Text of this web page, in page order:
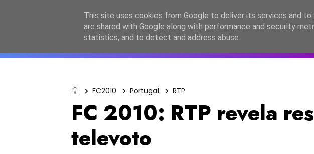
ESC2027 JESC2026 FC2026 EASC2026
FC2010 Portugal RTP
FC 2010: RTP revela
televoto
This site uses cookies from Google to deliver its services and
are shared with Google along with performance and security
statistics, and to detect and address abuse.